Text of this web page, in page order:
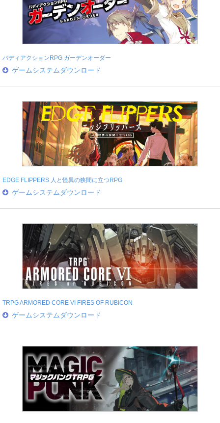
バディアクションRPG ガーデンオーダー
ゲームシステムダウンロード
EDGE FLIPPERS 人と怪異の狭間に立つRPG
ゲームシステムダウンロード
TRPG ARMORED CORE VI FIRES OF RUBICON
ゲームシステムダウンロード